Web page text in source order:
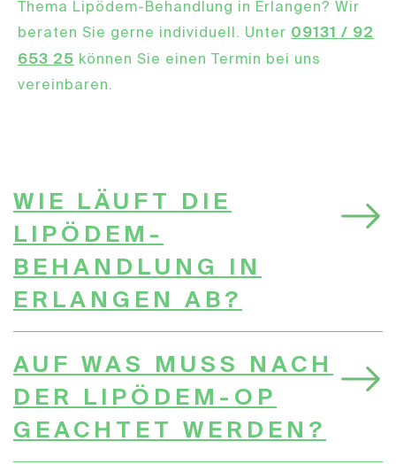
Thema Lipödem-Behandlung in Erlangen? Wir
beraten Sie gerne individuell. Unter 09131 / 92
653 25 können Sie einen Termin bei uns
vereinbaren.
WIE LÄUFT DIE
LIPÖDEM-
BEHANDLUNG IN
ERLANGEN AB?
AUF WAS MUSS NACH
DER LIPÖDEM-OP
GEACHTET WERDEN?